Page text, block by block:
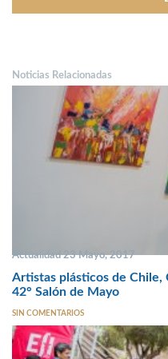
Noticias Relacionadas
Actualidad 23 Mayo, 2017
Artistas plásticos de Chile,
42° Salón de Mayo
SIN COMENTARIOS